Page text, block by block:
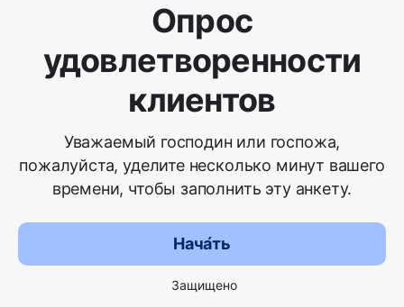
Опрос
удовлетворенности
клиентов
Уважаемый господин или госпожа,
пожалуйста, уделите несколько минут вашего
времени, чтобы заполнить эту анкету.
Нача́ть
Защищено